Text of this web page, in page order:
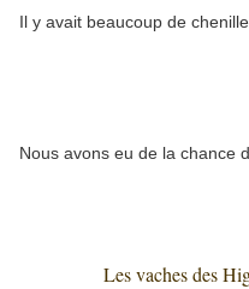
Il y avait beaucoup de
Nous avons eu de la chance
Les vaches des